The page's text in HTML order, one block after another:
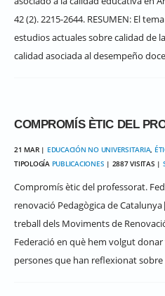
42 (2). 2215-2644. RESUMEN: El
estudios actuales sobre calidad de
calidad asociada al desempeño
COMPROMÍS ÈTIC DEL
21 MAR | EDUCACIÓN NO UNIVERSITARIA,
TIPOLOGÍA PUBLICACIONES | 2887 VISITAS |
Compromís ètic del professorat.
renovació Pedagògica de
treball dels Moviments de
Federació en què hem volgut
persones que han reflexionat